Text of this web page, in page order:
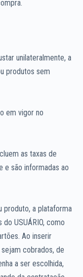
unilateralmente, a
produtos sem
em vigor no
as taxas de
e são informadas ao
produto, a plataforma
USUÁRIO, como
Ao inserir
cobrados, de
a ser escolhida,